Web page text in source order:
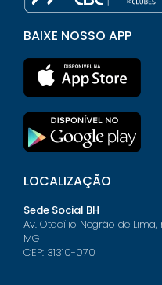
BAIXE NOSSO APP
LOCALIZAÇÃO
Sede Social BH
Av. Otacílio Negrão de Lima,
MG
CEP: 31310-070